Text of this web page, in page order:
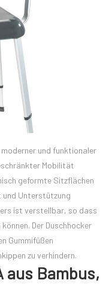
moderner und funktionaler
Mobilität
geformte Sitzflächen
und Unterstützung
ist verstellbar, so dass
Der Duschhocker
Gummifüßen
zu verhindern.
aus Bambus,